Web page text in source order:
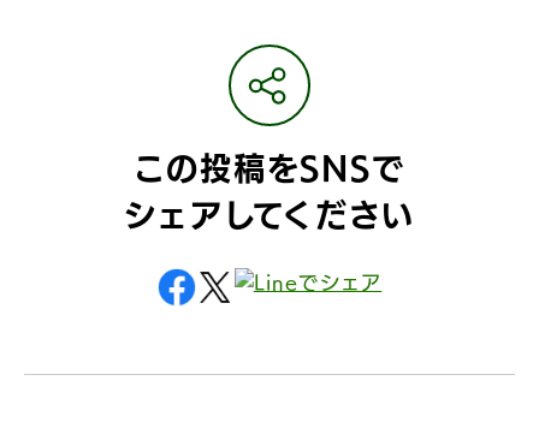
この投稿をSNSで
シェアしてください